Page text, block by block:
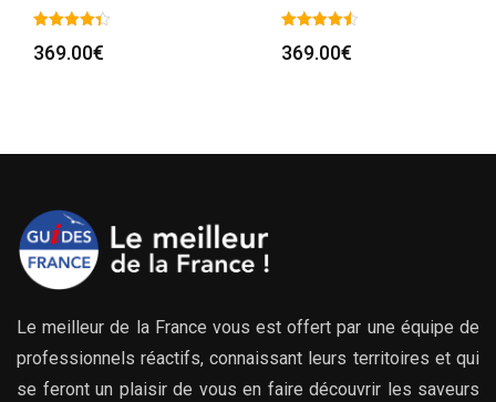
369.00€ 369.00€
Le meilleur de la France vous est offert par une équipe de
professionnels réactifs, connaissant leurs territoires et qui
se feront un plaisir de vous en faire découvrir les saveurs